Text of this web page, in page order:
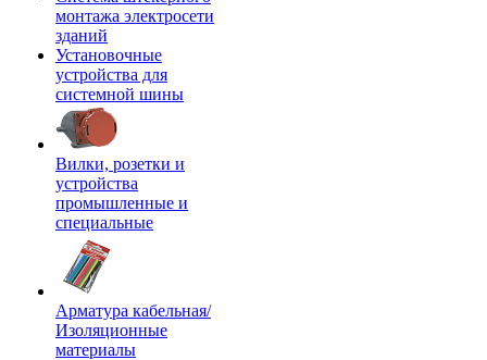
монтажа электросети
зданий
Установочные
устройства для
системной шины
Вилки, розетки и
устройства
промышленные и
специальные
Арматура кабельная/
Изоляционные
материалы